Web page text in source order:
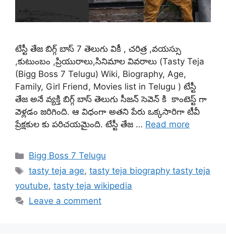
టేస్టీ తేజ బిగ్గ్ బాస్ 7 తెలుగు వికీ , చరిత్ర ,వయస్సు
,కుటుంబం ,ప్రియురాలు,సినిమాల వివరాలు (Tasty Teja
(Bigg Boss 7 Telugu) Wiki, Biography, Age,
Family, Girl Friend, Movies list in Telugu ) టేస్టీ
తేజ అనే వ్యక్తి బిగ్గ్ బాస్ తెలుగు సీజన్ సెవెన్ కి కాంటెస్ట్ గా
వెళ్లడం జరిగింది. ఆ విధంగా అతని పేరు ఒక్కసారిగా టీవీ
ప్రేక్షకుల కు పరిచయమైంది. టేస్టీ తేజ … Read more
Categories
Bigg Boss 7 Telugu
Tags
tasty teja age,tasty teja biography tasty teja
youtube, tasty teja wikipedia
Leave a comment